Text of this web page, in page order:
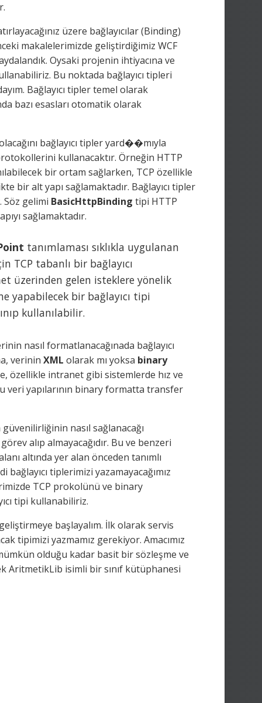
üzere bağlayıcılar (Binding)
makalelerimizde geliştirdiğimiz WCF
Oysaki projenin ihtiyacına ve
Bu noktada bağlayıcı tipleri
Bağlayıcı tipler temel olarak
bazı esasları otomatik olarak
bağlayıcı tipler yard��mıyla
kullanacaktır. Örneğin HTTP
bir ortam sağlarken, TCP özellikle
bir alt yapı sağlamaktadır. Bağlayıcı tipler
gelimi BasicHttpBinding tipi HTTP
sağlamaktadır.
tanımlaması sıklıkla uygulanan
tabanlı bir bağlayıcı
üzerinden gelen isteklere yönelik
yapabilecek bir bağlayıcı tipi
kullanılabilir.
nasıl formatlanacağınada bağlayıcı
verinin XML olarak mı yoksa binary
özellikle intranet gibi sistemlerde hız ve
yapılarının binary formatta transfer
nasıl sağlanacağı
alıp almayacağıdır. Bu ve benzeri
altında yer alan önceden tanımlı
tiplerimizi yazamayacağımız
TCP prokolünü ve binary
tipi kullanabiliriz.
başlayalım. İlk olarak servis
tipimizi yazmamız gerekiyor. Amacımız
olduğu kadar basit bir sözleşme ve
AritmetikLib isimli bir sınıf kütüphanesi